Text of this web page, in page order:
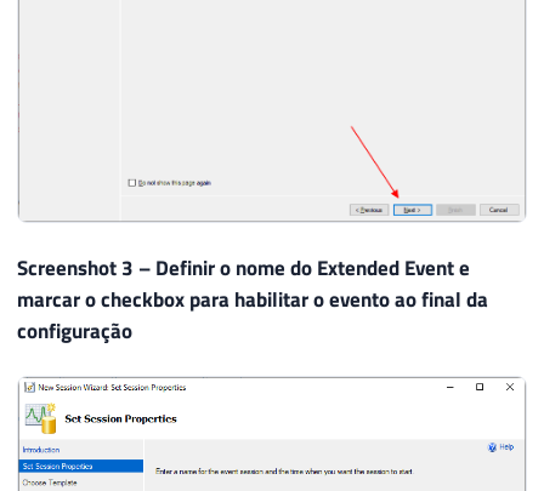
Screenshot 3 – Definir o nome do Extended Event e
marcar o checkbox para habilitar o evento ao final da
configuração